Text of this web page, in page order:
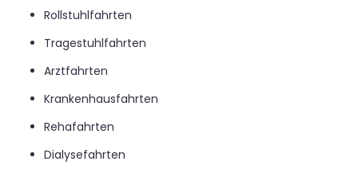
Rollstuhlfahrten
Tragestuhlfahrten
Arztfahrten
Krankenhausfahrten
Rehafahrten
Dialysefahrten